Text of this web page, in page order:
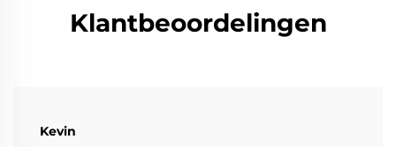
Klantbeoordelingen
Kevin